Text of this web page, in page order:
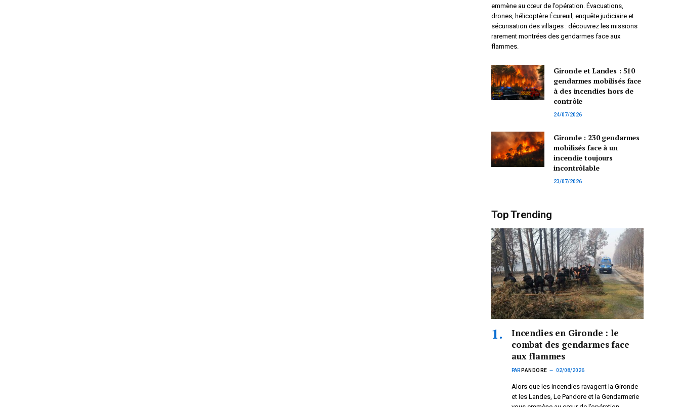
emmène au cœur de l’opération. Évacuations,
drones, hélicoptère Écureuil, enquête judiciaire et
sécurisation des villages : découvrez les missions
rarement montrées des gendarmes face aux
flammes.
Gironde et Landes : 510
gendarmes mobilisés face
à des incendies hors de
contrôle
24/07/2026
Gironde : 230 gendarmes
mobilisés face à un
incendie toujours
incontrôlable
23/07/2026
Top Trending
Incendies en Gironde : le
combat des gendarmes face
aux flammes
PAR PANDORE 02/08/2026
Alors que les incendies ravagent la Gironde
et les Landes, Le Pandore et la Gendarmerie